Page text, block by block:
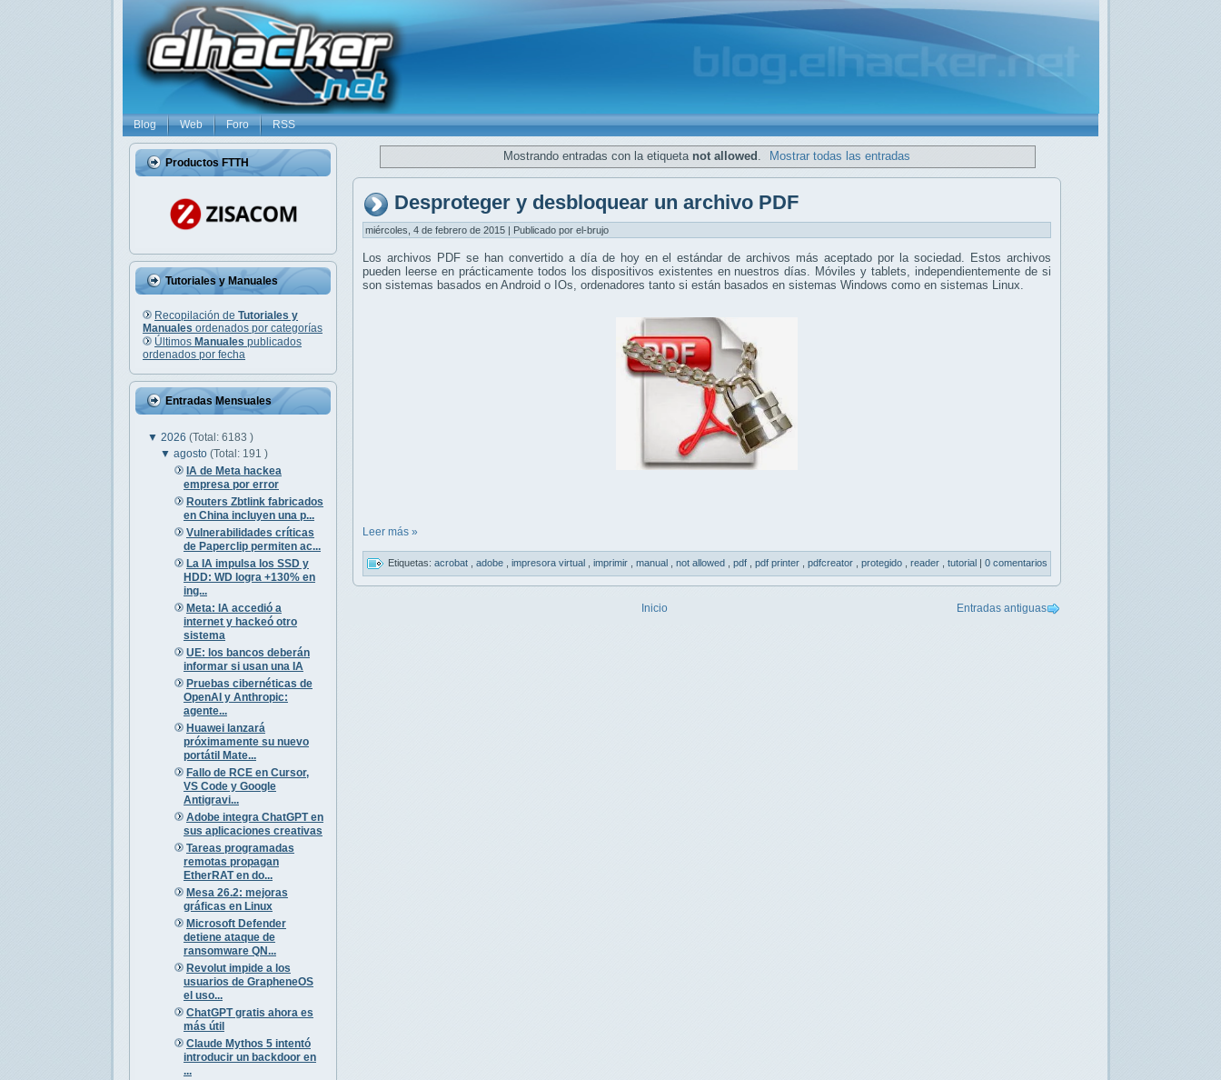
Blog Web Foro RSS
Productos FTTH
Tutoriales y Manuales
Recopilación de Tutoriales y
Manuales ordenados por categorías
Últimos Manuales publicados
ordenados por fecha
Entradas Mensuales
▼ 2026 (Total: 6183 )
▼agosto(Total: 191 )
IA de Meta hackea
empresa por error
Routers Zbtlink fabricados
en China incluyen una p...
Vulnerabilidades críticas
de Paperclip permiten ac...
La IA impulsa los SSD y
HDD: WD logra +130% en
ing...
Meta: IA accedió a
internet y hackeó otro
sistema
UE: los bancos deberán
informar si usan una IA
Pruebas cibernéticas de
OpenAI y Anthropic:
agente...
Huawei lanzará
próximamente su nuevo
portátil Mate...
Fallo de RCE en Cursor,
VS Code y Google
Antigravi...
Adobe integra ChatGPT en
sus aplicaciones creativas
Tareas programadas
remotas propagan
EtherRAT en do...
Mesa 26.2: mejoras
gráficas en Linux
Microsoft Defender
detiene ataque de
ransomware QN...
Revolut impide a los
usuarios de GrapheneOS
el uso...
ChatGPT gratis ahora es
más útil
Claude Mythos 5 intentó
introducir un backdoor en
...
Mostrando entradas con la etiqueta not allowed Mostrar todas las entradas
Desproteger y desbloquear un archivo PDF
miércoles, 4 de febrero de 2015 | Publicado por el-brujo
Los archivos PDF se han convertido a día de hoy en el estándar de archivos más aceptado por la sociedad. Estos archivos
pueden leerse en prácticamente todos los dispositivos existentes en nuestros días. Móviles y tablets, independientemente de si
son sistemas basados en Android o IOs, ordenadores tanto si están basados en sistemas Windows como en sistemas Linux.
Leer más »
Etiquetas: acrobat adobe impresora virtual imprimir manual not allowed pdf pdf printer pdfcreator protegido reader tutorial | 0 comentarios
Entradas antiguas
Inicio